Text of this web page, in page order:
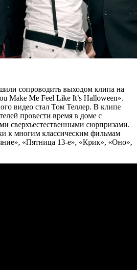
сопроводить выходом клипа на
Make Me Feel Like It’s Halloween».
видео стал Том Теллер. В клипе
провести время в доме с
сверхъестественными сюрпризами.
к многим классическим фильмам
«Пятница 13-е», «Крик», «Оно»,